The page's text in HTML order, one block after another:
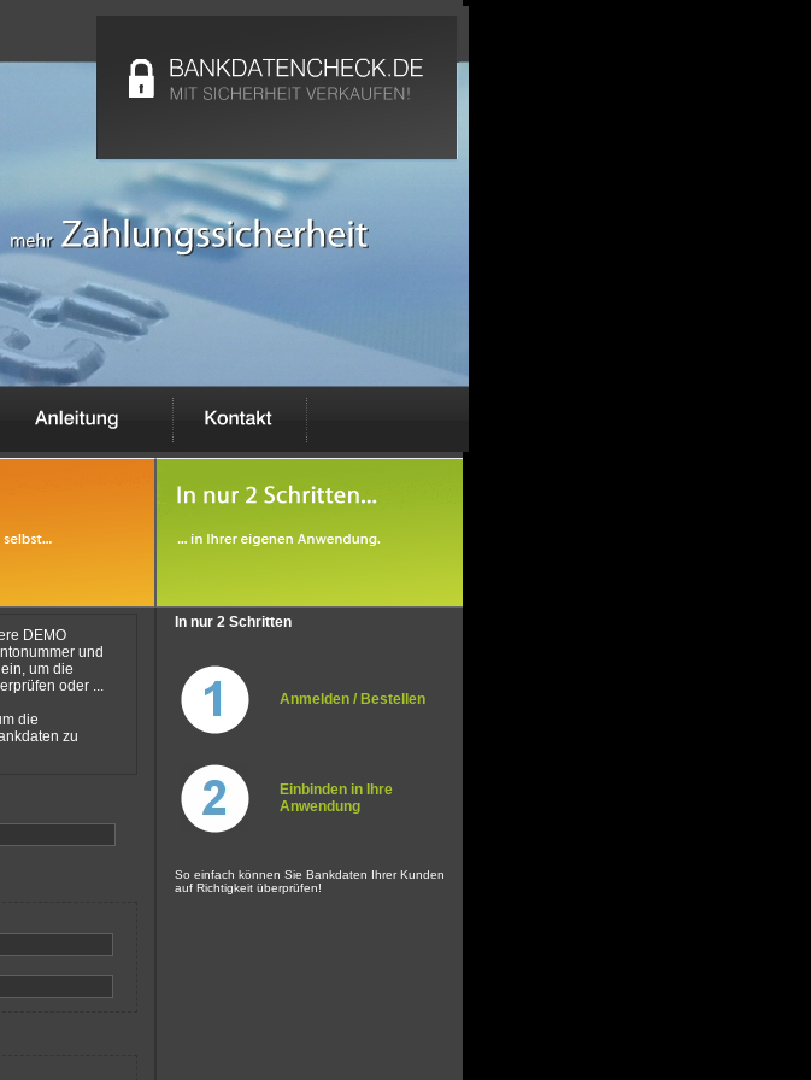
DEMO
und
um die
oder ...
die
zu
In nur 2 Schritten
Anmelden / Bestellen
Einbinden in Ihre
Anwendung
So einfach können Sie Bankdaten Ihrer Kunden
auf Richtigkeit überprüfen!